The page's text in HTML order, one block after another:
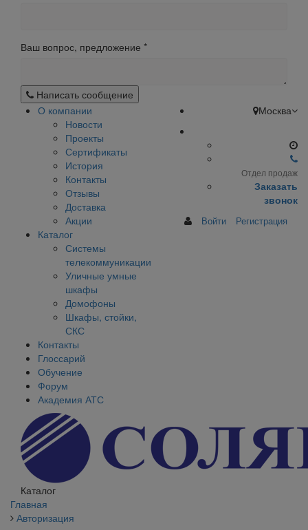
Ваш вопрос, предложение *
Написать сообщение
О компании
Новости
Проекты
Сертификаты
История
Контакты
Отзывы
Доставка
Акции
Каталог
Системы
телекоммуникации
Уличные умные
шкафы
Домофоны
Шкафы, стойки,
СКС
Контакты
Глоссарий
Обучение
Форум
Академия АТС
Москва
Отдел продаж
Заказать
звонок
Войти Регистрация
Каталог
Главная
Авторизация